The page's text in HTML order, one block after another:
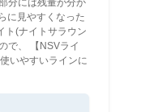
に見やすくなった
ト(ナイトサラウン
で、 【NSVライ
いやすいラインに